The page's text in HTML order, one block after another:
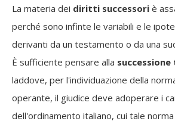
La materia dei diritti successori è
perché sono infinte le variabili e le
derivanti da un testamento o da una
È sufficiente pensare alla
laddove, per l'individuazione della
operante, il giudice deve adoperare i
dell'ordinamento italiano, cui tale